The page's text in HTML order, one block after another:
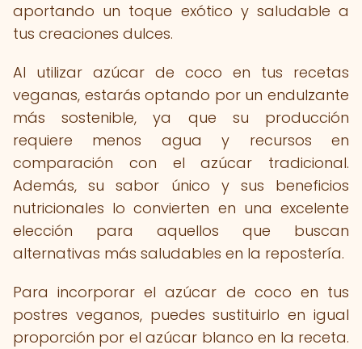
aportando un toque exótico y saludable a
tus creaciones dulces.
Al utilizar azúcar de coco en tus recetas
veganas, estarás optando por un endulzante
más sostenible, ya que su producción
requiere menos agua y recursos en
comparación con el azúcar tradicional.
Además, su sabor único y sus beneficios
nutricionales lo convierten en una excelente
elección para aquellos que buscan
alternativas más saludables en la repostería.
Para incorporar el azúcar de coco en tus
postres veganos, puedes sustituirlo en igual
proporción por el azúcar blanco en la receta.